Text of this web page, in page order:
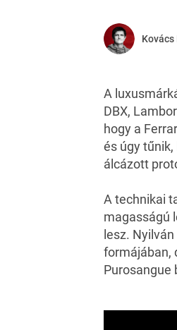
A
DBX,
hogy a
és úgy
álcázott
A technikai
magasságú
lesz.
formájában,
Purosangue